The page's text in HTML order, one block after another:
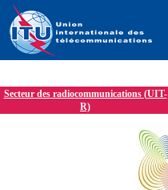
Secteur des radiocommunications (UIT-
R)